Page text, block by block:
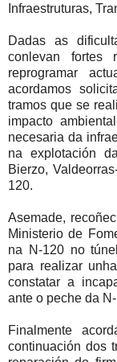
Infraestruturas,
Dadas as
conlevan fortes
reprogramar
acordamos
tramos que se
impacto
necesaria da
na explotación
Bierzo,
120.
Asemade,
Ministerio de
na N-120 no
para realizar
constatar a
ante o peche da
Finalmente
continuación dos